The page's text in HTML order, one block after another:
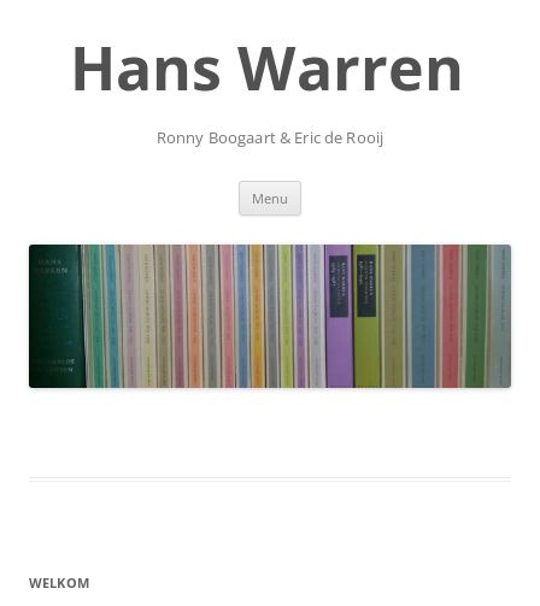
inhoudHans Warren
Ronny Boogaart & Eric de Rooij
Menu
WELKOM